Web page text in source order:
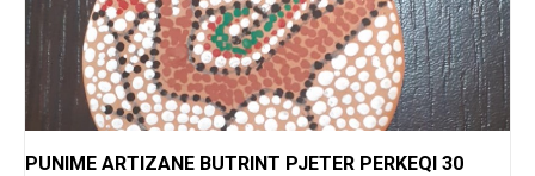
PUNIME ARTIZANE BUTRINT PJETER PERKEQI 30